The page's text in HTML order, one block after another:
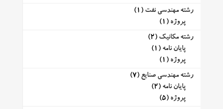
رشته مهندسی نفت (1)
پروژه (1)
رشته مکانیک (2)
پایان نامه (1)
پروژه (1)
رشته مهندسی صنایع (7)
پایان نامه (2)
پروژه (5)